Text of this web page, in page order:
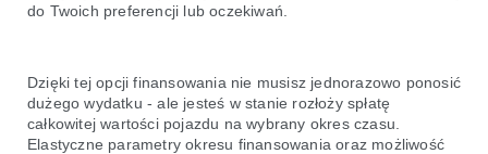
do Twoich preferencji lub oczekiwań.
Dzięki tej opcji finansowania nie musisz jednorazowo ponosić
dużego wydatku - ale jesteś w stanie rozłoży spłatę
całkowitej wartości pojazdu na wybrany okres czasu.
Elastyczne parametry okresu finansowania oraz możliwość